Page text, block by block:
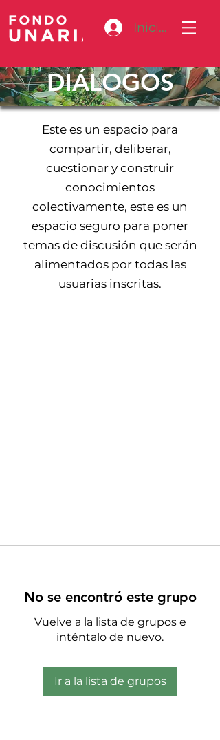
Iniciar sesión
DIÁLOGOS
Este es un espacio para
compartir, deliberar,
cuestionar y construir
conocimientos
colectivamente, este es un
espacio seguro para poner
temas de discusión que serán
alimentados por todas las
usuarias inscritas.
No se encontró este grupo
Vuelve a la lista de grupos e
inténtalo de nuevo.
Ir a la lista de grupos